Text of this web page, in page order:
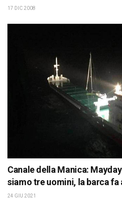
17 DIC 2008
Canale della Manica:
siamo tre uomini, la barca fa
24 GIU 2021